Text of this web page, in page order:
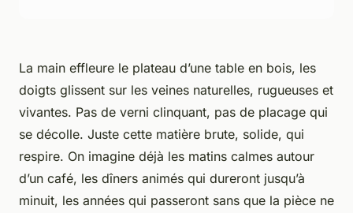
La main effleure le plateau d’une table en bois, les
doigts glissent sur les veines naturelles, rugueuses et
vivantes. Pas de verni clinquant, pas de placage qui
se décolle. Juste cette matière brute, solide, qui
respire. On imagine déjà les matins calmes autour
d’un café, les dîners animés qui dureront jusqu’à
minuit, les années qui passeront sans que la pièce ne